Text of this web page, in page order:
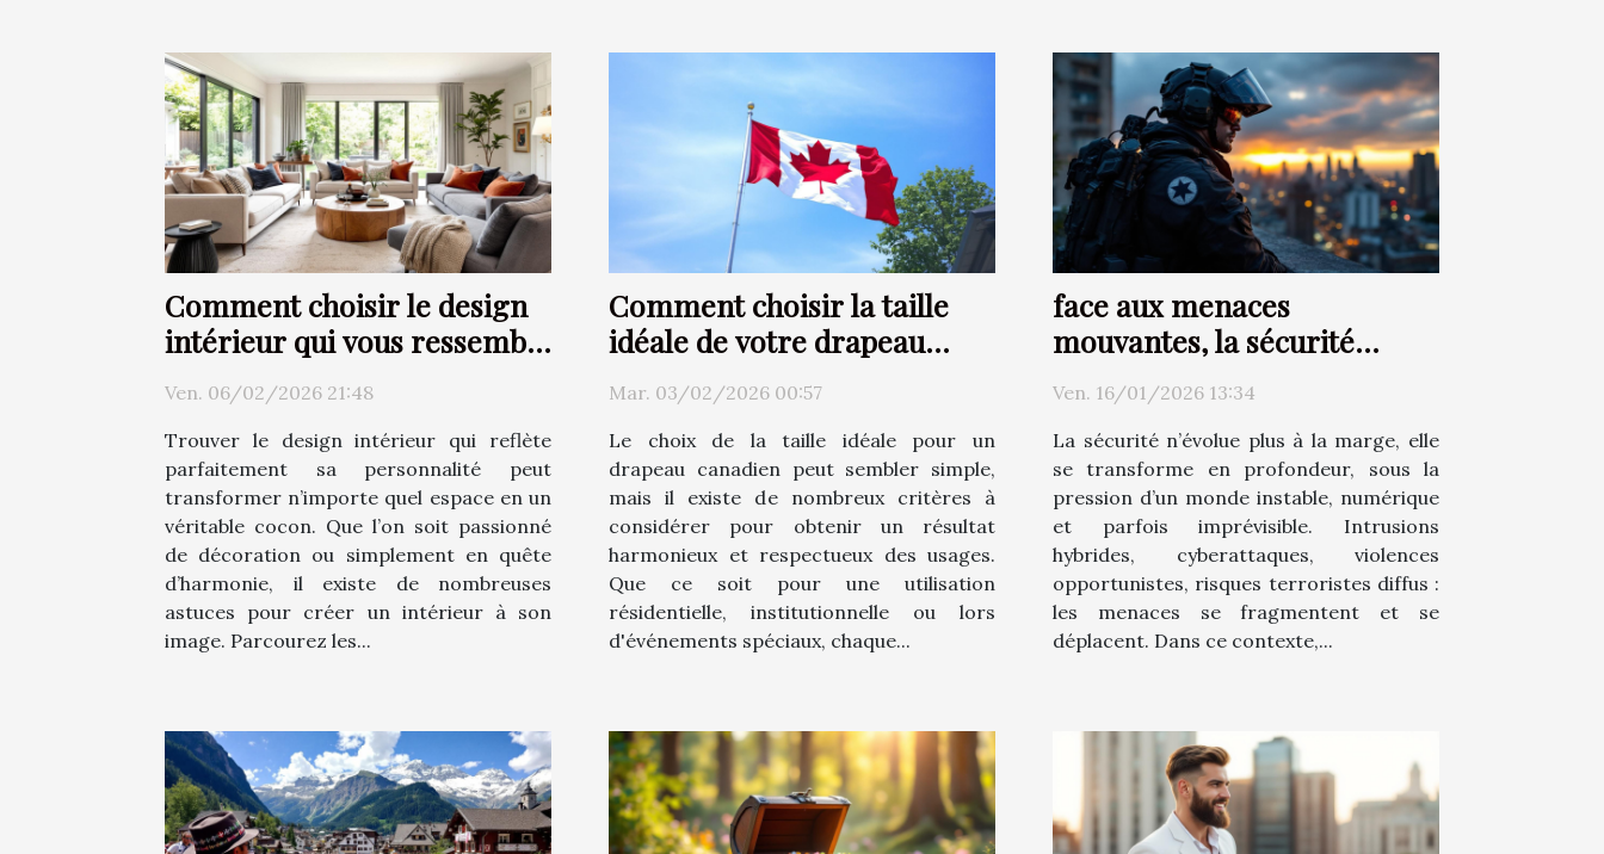
Comment choisir le design
intérieur qui vous ressemble
?
Ven. 06/02/2026 21:48
Trouver le design intérieur qui reflète
parfaitement sa personnalité peut
transformer n’importe quel espace en un
véritable cocon. Que l’on soit passionné
de décoration ou simplement en quête
d’harmonie, il existe de nombreuses
astuces pour créer un intérieur à son
image. Parcourez les...
Comment choisir la taille
idéale de votre drapeau
canadien ?
Mar. 03/02/2026 00:57
Le choix de la taille idéale pour un
drapeau canadien peut sembler simple,
mais il existe de nombreux critères à
considérer pour obtenir un résultat
harmonieux et respectueux des usages.
Que ce soit pour une utilisation
résidentielle, institutionnelle ou lors
d'événements spéciaux, chaque...
face aux menaces
mouvantes, la sécurité
change d’époque
Ven. 16/01/2026 13:34
La sécurité n’évolue plus à la marge, elle
se transforme en profondeur, sous la
pression d’un monde instable, numérique
et parfois imprévisible. Intrusions
hybrides, cyberattaques, violences
opportunistes, risques terroristes diffus :
les menaces se fragmentent et se
déplacent. Dans ce contexte,...